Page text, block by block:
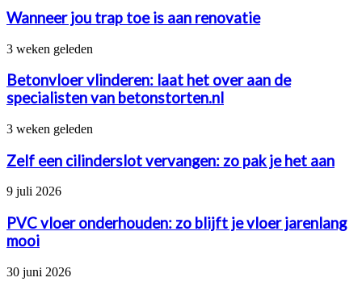
trap
toe
is
aan
renovatie
Wanneer jou trap toe is aan renovatie
Betonvloer
laat
het
over
de
van
3 weken geleden
Betonvloer vlinderen: laat het over aan de
specialisten van betonstorten.nl
Zelf
cilinderslot
vervangen:
zo
pak
je
het
aan
3 weken geleden
Zelf een cilinderslot vervangen: zo pak je het aan
PVC
onderhouden:
zo
blijft
vloer
9 juli 2026
PVC vloer onderhouden: zo blijft je vloer jarenlang
mooi
Het
30 juni 2026